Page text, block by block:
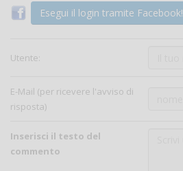
Esegui il login tramite Facebook!
Utente:
E-Mail (per ricevere l'avviso di
risposta)
Inserisci il testo del
commento